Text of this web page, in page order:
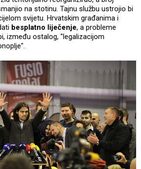
na stotinu. Tajnu službu ustrojio bi
svijetu. Hrvatskim građanima i
besplatno liječenje, a probleme
između ostalog, "legalizacijom